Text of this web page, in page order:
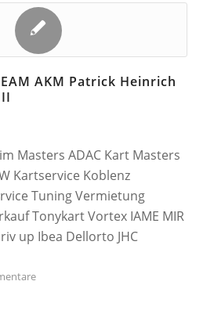
AKM Patrick Heinrich
Masters ADAC Kart Masters
Kartservice Koblenz
Tuning Vermietung
Tonykart Vortex IAME MIR
up Ibea Dellorto JHC